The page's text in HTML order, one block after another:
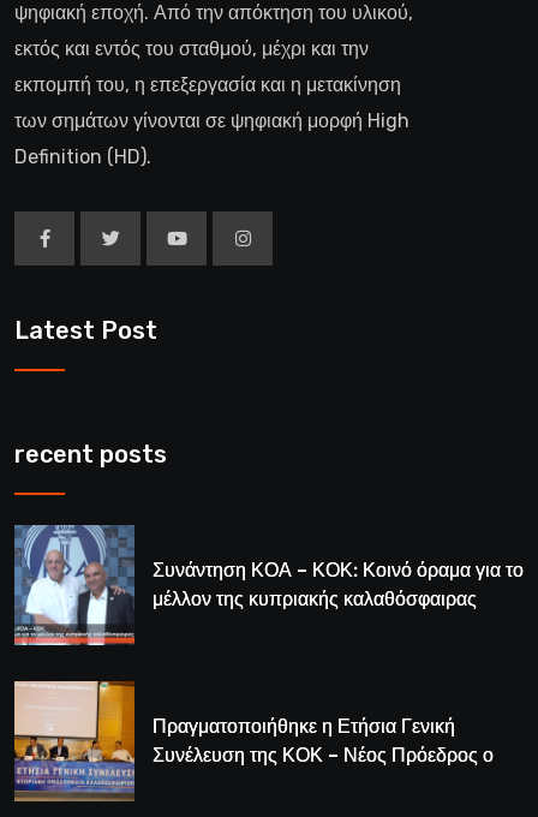
ψηφιακή εποχή. Από την απόκτηση του υλικού,
εκτός και εντός του σταθμού, μέχρι και την
εκπομπή του, η επεξεργασία και η μετακίνηση
των σημάτων γίνονται σε ψηφιακή μορφή High
Definition (HD).
Latest Post
recent posts
Συνάντηση ΚΟΑ – ΚΟΚ: Κοινό όραμα για το
μέλλον της κυπριακής καλαθόσφαιρας
Πραγματοποιήθηκε η Ετήσια Γενική
Συνέλευση της ΚΟΚ – Νέος Πρόεδρος ο